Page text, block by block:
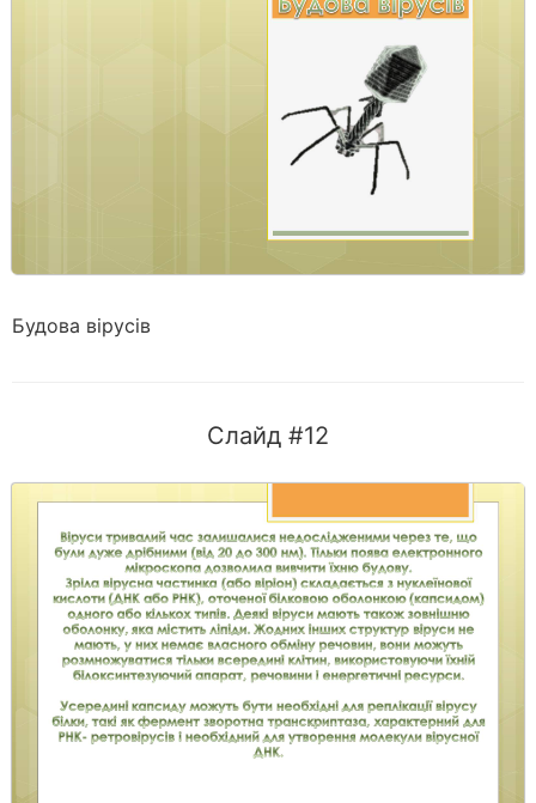
Будова вірусів
Слайд #12